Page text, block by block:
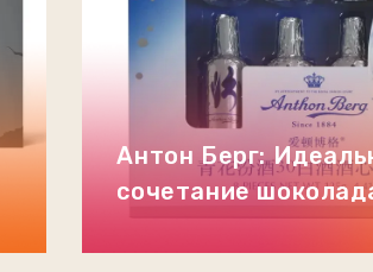
Антон Берг:
сочетание